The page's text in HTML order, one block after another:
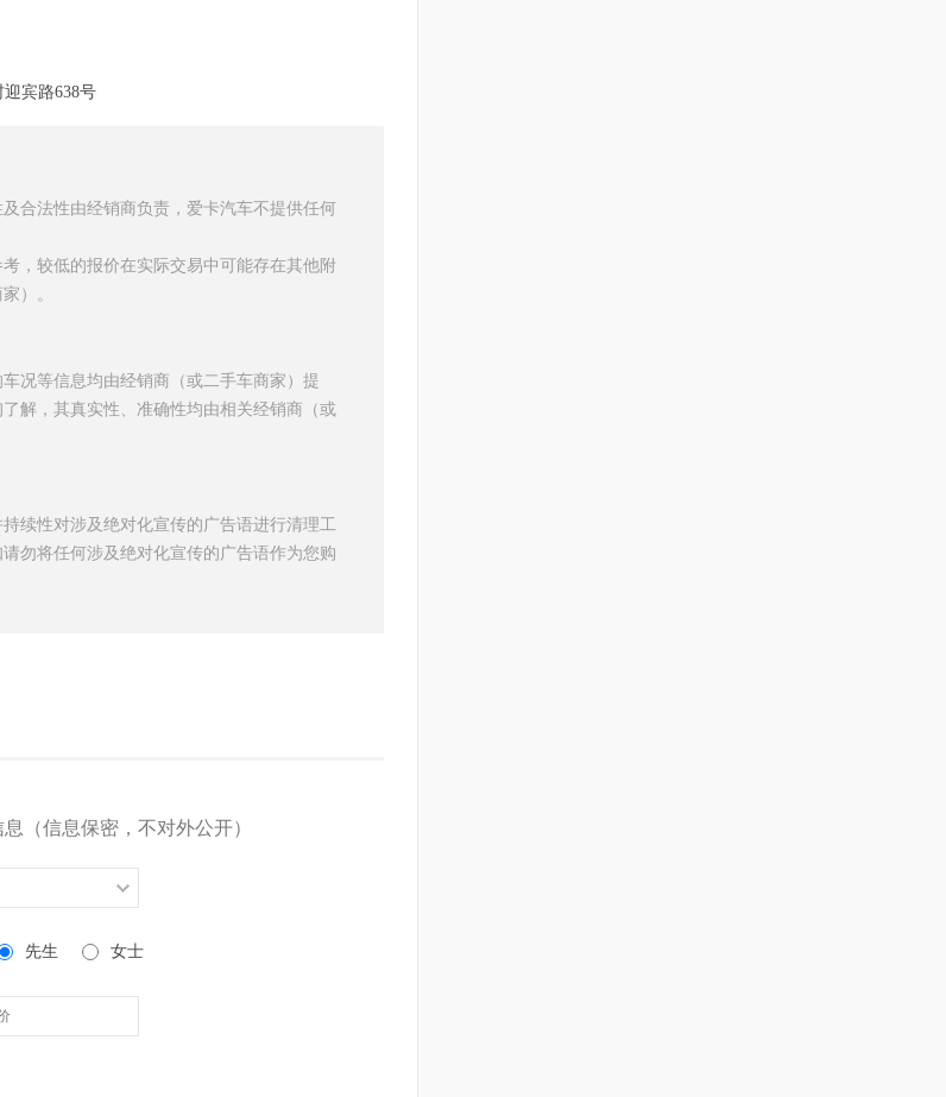
宾路638号
合法性由经销商负责，爱卡汽车不提供任何
，较低的报价在实际交易中可能存在其他附
）。
况等信息均由经销商（或二手车商家）提
解，其真实性、准确性均由相关经销商（或
续性对涉及绝对化宣传的广告语进行清理工
勿将任何涉及绝对化宣传的广告语作为您购
（信息保密，不对外公开）
先生 女士